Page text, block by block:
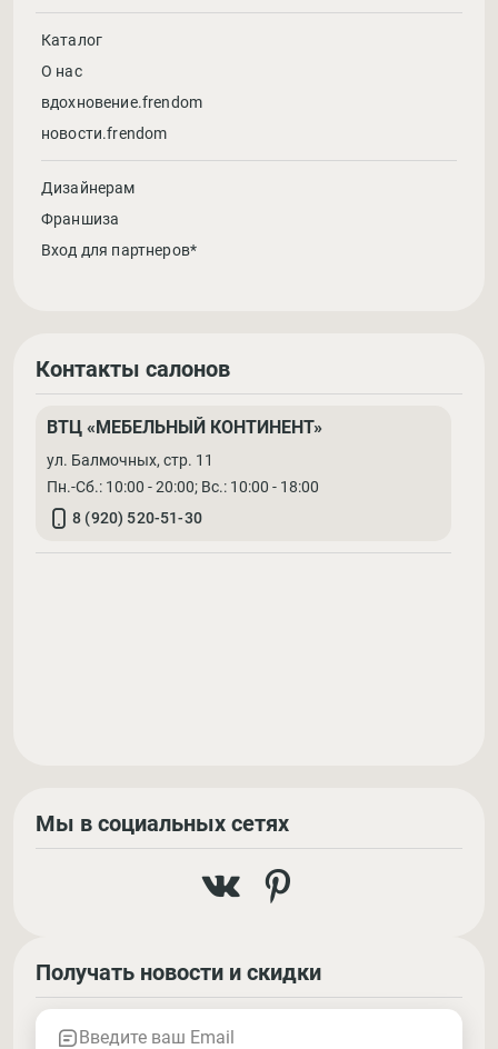
Каталог
О нас
вдохновение.frendom
новости.frendom
Дизайнерам
Франшиза
Вход для партнеров*
Контакты салонов
ВТЦ «МЕБЕЛЬНЫЙ КОНТИНЕНТ»
ул. Балмочных, стр. 11
Пн.-Сб.: 10:00 - 20:00; Вс.: 10:00 - 18:00
8 (920) 520-51-30
Мы в социальных сетях
Получать новости и скидки
Введите ваш Email